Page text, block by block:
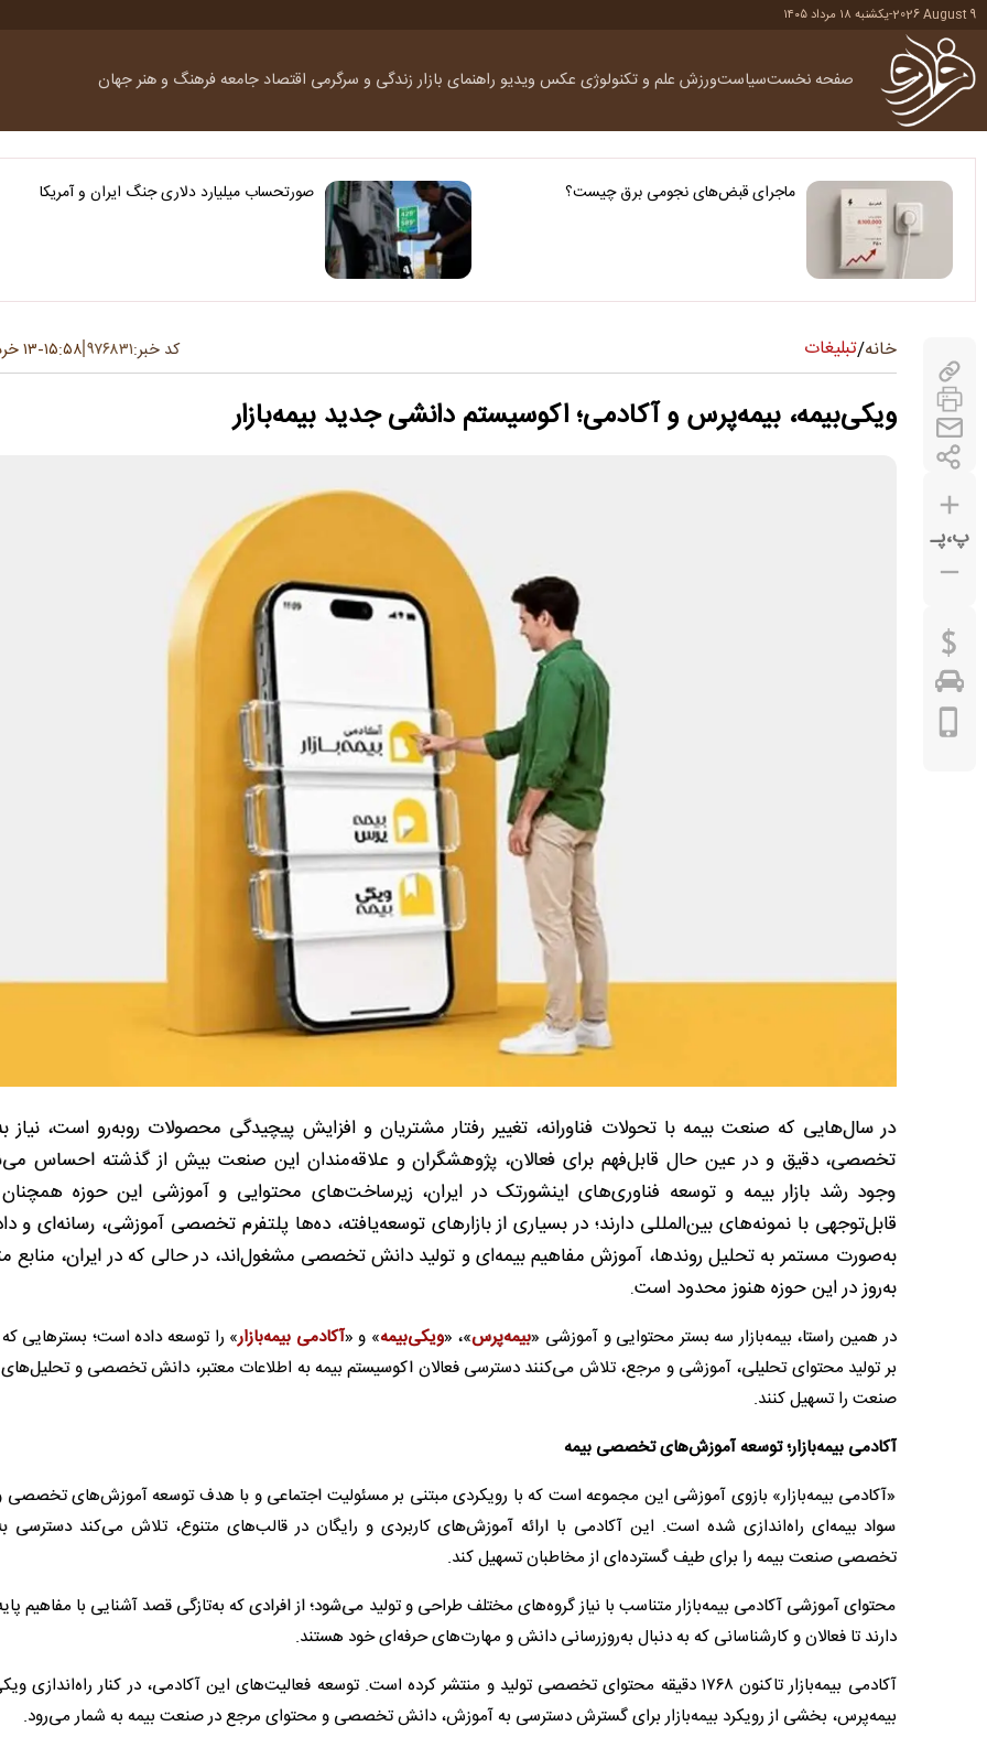
2026 August 9
-یکشنبه ۱۸ مرداد ۱۴۰۵
صفحه نخستسیاستورزش علم و تکنولوژی عکس ویدیو راهنمای بازارزندگی و سرگرمی اقتصاد جامعهفرهنگ و هنرجهان
ماجرای قبض‌های نجومی برق چیست؟ صورتحساب میلیارد دلاری جنگ ایران و آمریکا
پ،پـ
خانه/تبلیغات کد خبر:۹۷۶۸۳۱ ۱۵:۵۸-۱۳ خرداد ۱۴۰۵
ویکی‌بیمه، بیمه‌پرس و آکادمی؛ اکوسیستم دانشی جدید بیمه‌بازار
در سال‌هایی که صنعت بیمه با تحولات فناورانه، تغییر رفتار مشتریان و افزایش پیچیدگی محصولات روبه‌رو است، نیاز
تخصصی، دقیق و در عین حال قابل‌فهم برای فعالان، پژوهشگران و علاقه‌مندان این صنعت بیش از گذشته احساس
وجود رشد بازار بیمه و توسعه فناوری‌های اینشورتک در ایران، زیرساخت‌های محتوایی و آموزشی این حوزه
قابل‌توجهی با نمونه‌های بین‌المللی دارند؛ در بسیاری از بازارهای توسعه‌یافته، ده‌ها پلتفرم تخصصی آموزشی، رسانه‌ای و
به‌صورت مستمر به تحلیل روندها، آموزش مفاهیم بیمه‌ای و تولید دانش تخصصی مشغول‌اند، در حالی که در ایران، منابع
به‌روز در این حوزه هنوز محدود است.
در همین راستا، بیمه‌بازار سه بستر محتوایی و آموزشی «بیمه‌پرس»، «ویکی‌بیمه» و «آکادمی بیمه‌بازار» را توسعه داده است؛ بسترهایی که
بر تولید محتوای تحلیلی، آموزشی و مرجع، تلاش می‌کنند دسترسی فعالان اکوسیستم بیمه به اطلاعات معتبر، دانش تخصصی و تحلیل‌های
صنعت را تسهیل کنند.
آکادمی بیمه‌بازار؛ توسعه آموزش‌های تخصصی بیمه
«آکادمی بیمه‌بازار» بازوی آموزشی این مجموعه است که با رویکردی مبتنی بر مسئولیت اجتماعی و با هدف توسعه آموزش‌های تخصصی
سواد بیمه‌ای راه‌اندازی شده است. این آکادمی با ارائه آموزش‌های کاربردی و رایگان در قالب‌های متنوع، تلاش می‌کند دسترسی
تخصصی صنعت بیمه را برای طیف گسترده‌ای از مخاطبان تسهیل کند.
محتوای آموزشی آکادمی بیمه‌بازار متناسب با نیاز گروه‌های مختلف طراحی و تولید می‌شود؛ از افرادی که به‌تازگی قصد آشنایی با مفاهیم
دارند تا فعالان و کارشناسانی که به دنبال به‌روزرسانی دانش و مهارت‌های حرفه‌ای خود هستند.
آکادمی بیمه‌بازار تاکنون ۱۷۶۸ دقیقه محتوای تخصصی تولید و منتشر کرده است. توسعه فعالیت‌های این آکادمی، در کنار راه‌اندازی
بیمه‌پرس، بخشی از رویکرد بیمه‌بازار برای گسترش دسترسی به آموزش، دانش تخصصی و محتوای مرجع در صنعت بیمه به شمار می‌رود.